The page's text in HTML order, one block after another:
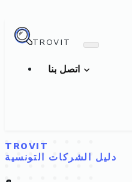
TROVIT
TROVIT
دليل الشركات التونسية